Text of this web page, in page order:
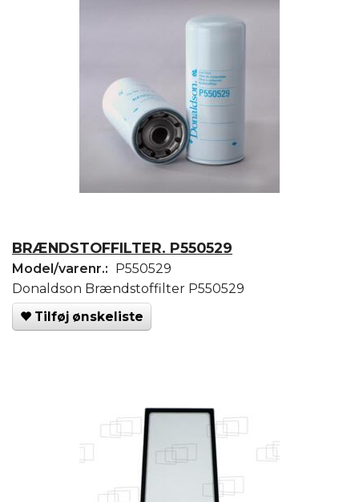
BRÆNDSTOFFILTER. P550529
Model/varenr.: P550529
Donaldson Brændstoffilter P550529
Tilføj ønskeliste